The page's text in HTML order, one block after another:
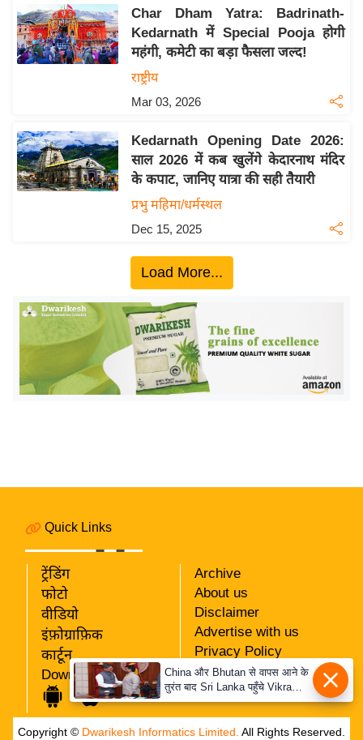
ख्सि
य
त
इं
डि
या
सा
त
टो
र्ल्ड
नो
ज
वु
Char Dham Yatra: Badrinath-
Kedarnath में Special Pooja होगी
महंगी, कमेटी का बड़ा फैसला जल्द!
राष्ट्रीय
Mar 03, 2026
Kedarnath Opening Date 2026:
साल 2026 में कब खुलेंगे केदारनाथ मंदिर
के कपाट, जानिए यात्रा की सही तैयारी
प्रभु महिमा/धर्मस्थल
Dec 15, 2025
Load More...
Quick Links
ट्रेंडिंग
फोटो
वीडियो
इंफ़ोग्राफ़िक
कार्टून
Download App
Archive
About us
Disclaimer
Advertise with us
Privacy Policy
RSS
Our Team
Copyright © Dwarikesh Informatics Limited. All Rights Reserved.
China और Bhutan से वापस आने के
तुरंत बाद Sri Lanka पहुँचे Vikram
Misri, भारत के जबरदस्त दाँव से
दुनिया हुई हैरान